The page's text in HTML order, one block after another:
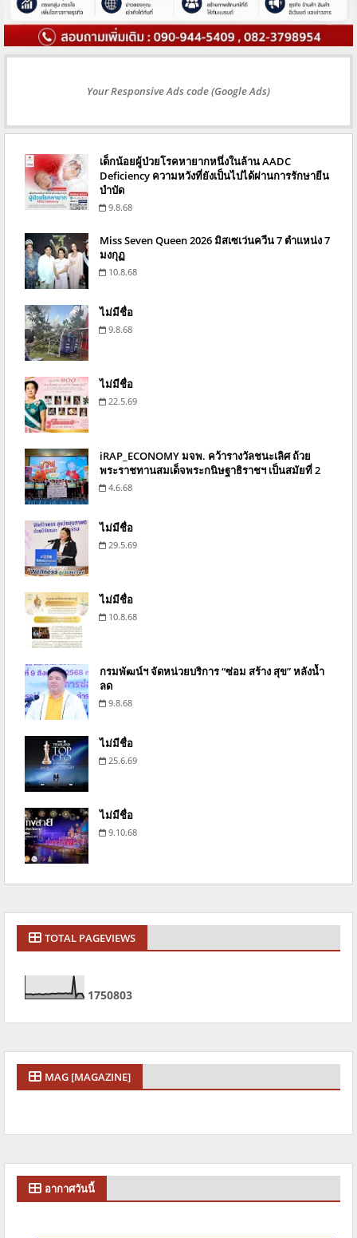
Your Responsive Ads code (Google Ads)
เด็กน้อยผู้ป่วยโรคหายากหนึ่งในล้าน AADC
Deficiency ความหวังที่ยังเป็นไปได้ผ่านการรักษายีน
บำบัด
9.8.68
Miss Seven Queen 2026 มิสเซเว่นควีน 7 ตำแหน่ง 7
มงกุฏ
10.8.68
ไม่มีชื่อ
9.8.68
ไม่มีชื่อ
22.5.69
iRAP_ECONOMY มจพ. คว้ารางวัลชนะเลิศ ถ้วย
พระราชทานสมเด็จพระกนิษฐาธิราชฯ เป็นสมัยที่ 2
4.6.68
ไม่มีชื่อ
29.5.69
ไม่มีชื่อ
10.8.68
กรมพัฒน์ฯ จัดหน่วยบริการ “ซ่อม สร้าง สุข” หลังน้ำ
ลด
9.8.68
ไม่มีชื่อ
25.6.69
ไม่มีชื่อ
9.10.68
TOTAL PAGEVIEWS
1750803
MAG [MAGAZINE]
อากาศวันนี้